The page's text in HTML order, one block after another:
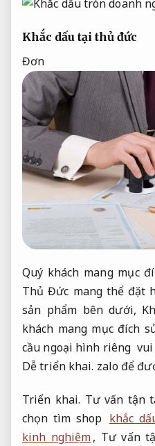
Khắc dấu tại thủ đức
Quý khách mang mục
Thủ Đức mang thể đặt
sản phẩm bên dưới,
khách mang mục đích
cầu ngoại hình riêng
Dễ triển khai. zalo để
Triển khai. Tư vấn tận
chọn tìm shop khắc
kinh nghiệm, Tư vấn